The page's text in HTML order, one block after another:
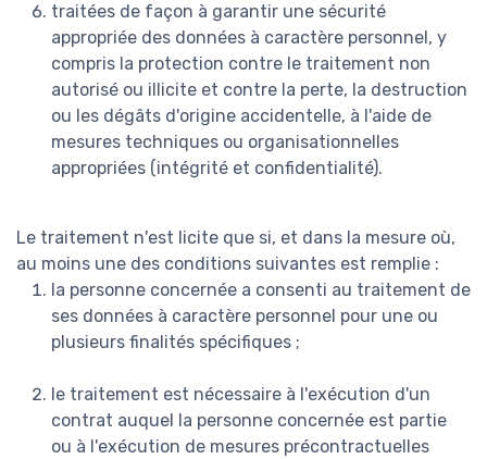
traitées de façon à garantir une sécurité
appropriée des données à caractère personnel, y
compris la protection contre le traitement non
autorisé ou illicite et contre la perte, la destruction
ou les dégâts d'origine accidentelle, à l'aide de
mesures techniques ou organisationnelles
appropriées (intégrité et confidentialité).
Le traitement n'est licite que si, et dans la mesure où,
au moins une des conditions suivantes est remplie :
la personne concernée a consenti au traitement de
ses données à caractère personnel pour une ou
plusieurs finalités spécifiques ;
le traitement est nécessaire à l'exécution d'un
contrat auquel la personne concernée est partie
ou à l'exécution de mesures précontractuelles